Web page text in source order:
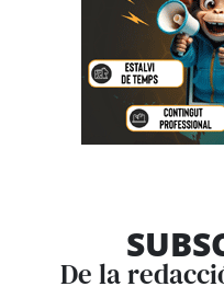
De la